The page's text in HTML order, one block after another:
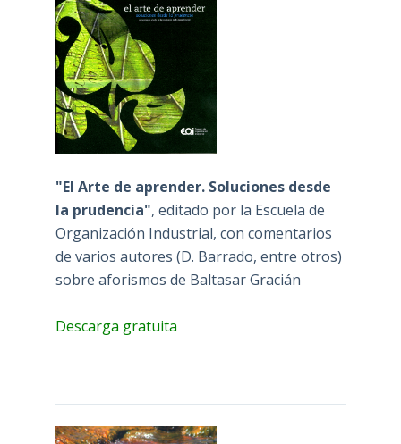
"El Arte de aprender. Soluciones desde
la prudencia", editado por la Escuela de
Organización Industrial, con comentarios
de varios autores (D. Barrado, entre otros)
sobre aforismos de Baltasar Gracián
Descarga gratuita